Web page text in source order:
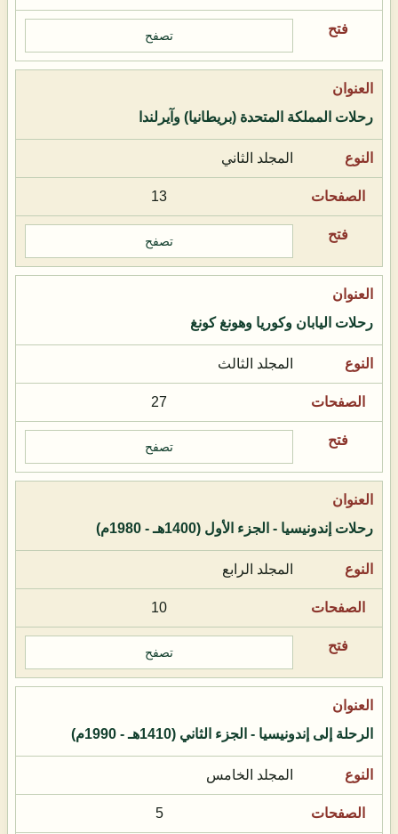
تصفح
رحلات المملكة المتحدة (بريطانيا) وآيرلندا
المجلد الثاني
13
تصفح
رحلات اليابان وكوريا وهونغ كونغ
المجلد الثالث
27
تصفح
رحلات إندونيسيا - الجزء الأول (1400هـ - 1980م)
المجلد الرابع
10
تصفح
الرحلة إلى إندونيسيا - الجزء الثاني (1410هـ - 1990م)
المجلد الخامس
5